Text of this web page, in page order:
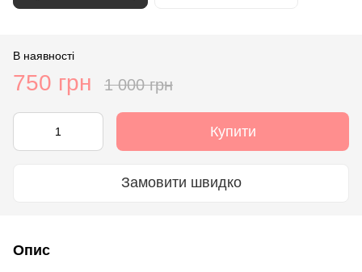
В наявності
750 грн 1 000 грн
Купити
Замовити швидко
Опис